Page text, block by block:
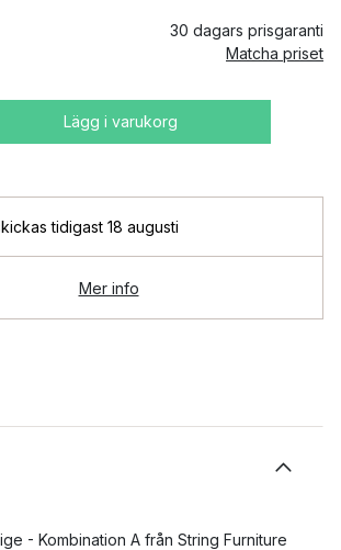
30 dagars prisgaranti
Matcha priset
Lägg i varukorg
tidigast 18 augusti
Mer info
- Kombination A från String Furniture